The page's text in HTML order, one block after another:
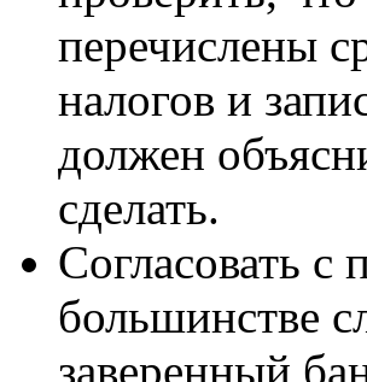
перечислены
налогов и
должен
сделать.
Согласовать
большинстве
заверенный